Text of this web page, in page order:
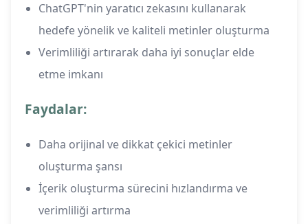
ChatGPT'nin yaratıcı zekasını kullanarak
hedefe yönelik ve kaliteli metinler oluşturma
Verimliliği artırarak daha iyi sonuçlar elde
etme imkanı
Faydalar:
Daha orijinal ve dikkat çekici metinler
oluşturma şansı
İçerik oluşturma sürecini hızlandırma ve
verimliliği artırma